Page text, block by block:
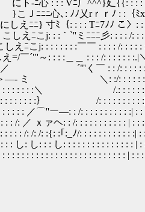
ﾆ厂^^^}廴{{: : : : : : : :
ﾉ乂rｒｒﾉ : :｛ﾐx: : : :
: : : Tﾆ7ﾉﾉ こ〉: : : : : : :
`''ミﾆﾆﾆ彡: : : : /: : : : : :
:￣￣ : : : : /: : : : : : /Λ : : : :
: : :＿＿ : : : /: : : : : : :.|＼
: : /: : : : : : : :|￣ :
: :/: : : : : : : :.:| : : :
/.: : : : : : : : :| : : : :
:｝ /: : : : : : : : : :|;.ﾆ
ー―: : /: : : : : : : : : : :| : : :
ァヘ: : /: : : : : : : : : : : | :
:｢:_ﾉ/: : : : : : : : : : : :|
し: : : : : : : : : : : : : : : |
: : : : : : : : : : : : : : | : : : :